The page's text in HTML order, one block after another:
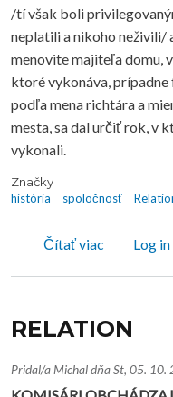
/tí však boli
neplatili a nikoho neživili/
menovite majiteľa domu,
ktoré vykonáva,
podľa mena richtára a
mesta, sa dal určiť rok, v
vykonali.
Značky
história
spoločnosť
Čítať viaco Log in
RELATION
Pridal/a MichaldňaSt, 05. 10.